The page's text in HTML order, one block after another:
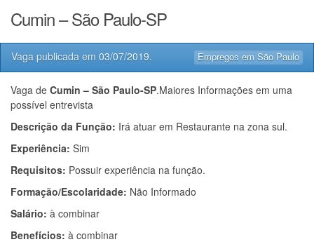
Cumin – São Paulo-SP
Empregos em São Paulo
Vaga publicada em 03/07/2019.
Vaga de Cumin – São Paulo-SP.Maiores Informações em uma
possível entrevista
Descrição da Função: Irá atuar em Restaurante na zona sul.
Experiência: Sim
Requisitos: Possuir experiência na função.
Formação/Escolaridade: Não Informado
Salário: à combinar
Benefícios: à combinar